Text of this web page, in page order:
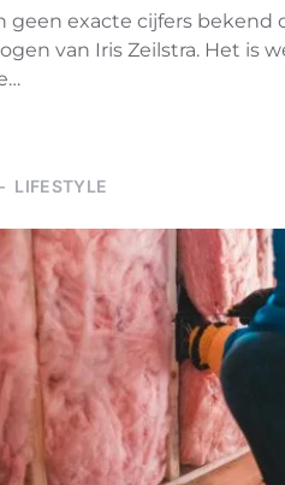
geen exacte cijfers bekend
van Iris Zeilstra. Het is
LIFESTYLE